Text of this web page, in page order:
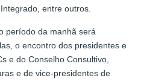
entre outros.
período da manhã será
o encontro dos presidentes e
e do Conselho Consultivo,
e de vice-presidentes de